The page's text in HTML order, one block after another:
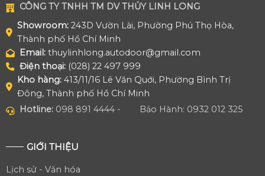
CÔNG TY TNHH TM DV THỦY LINH LONG
Showroom: 243D Vườn Lài, Phường Phú Thọ Hòa,
Thành phố Hồ Chí Minh
Email: thuylinhlong.autodoor@gmail.com
Điện thoại:(028) 22 497 999
Kho hàng:413/11/16 Lê Văn Quới, Phường Bình Trị
Đông, Thành phố Hồ Chí Minh
Hotline: 098 891 4444 - Bảo Hành: 0932 012 325
GIỚI THIỆU
Lịch sử - Văn hóa